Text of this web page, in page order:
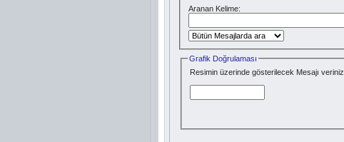
Aranan Kelime:
Grafik Doğrulaması
Resimin üzerinde gösterilecek Mesajı veriniz